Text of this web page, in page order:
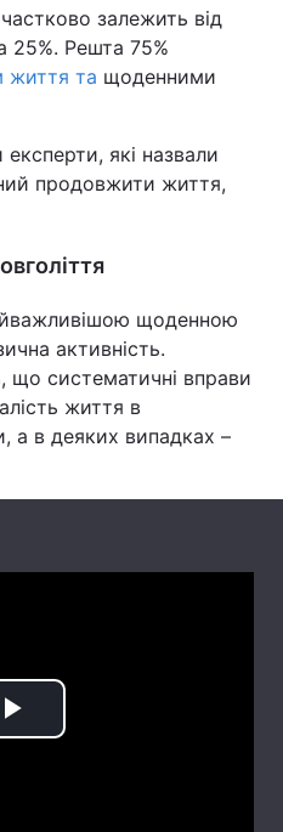
Війна
Світ
Лайт
Інциденти
Туризм
Погода
залежить від
25%. Решта 75%
життя та щоденними
які назвали
продовжити життя,
щоденною
активність.
що систематичні вправи
життя в
а в деяких випадках –
Play